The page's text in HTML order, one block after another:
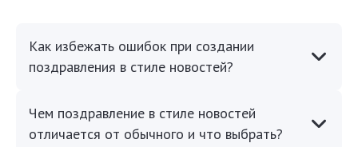
Как избежать ошибок при создании
поздравления в стиле новостей?
Чем поздравление в стиле новостей
отличается от обычного и что выбрать?